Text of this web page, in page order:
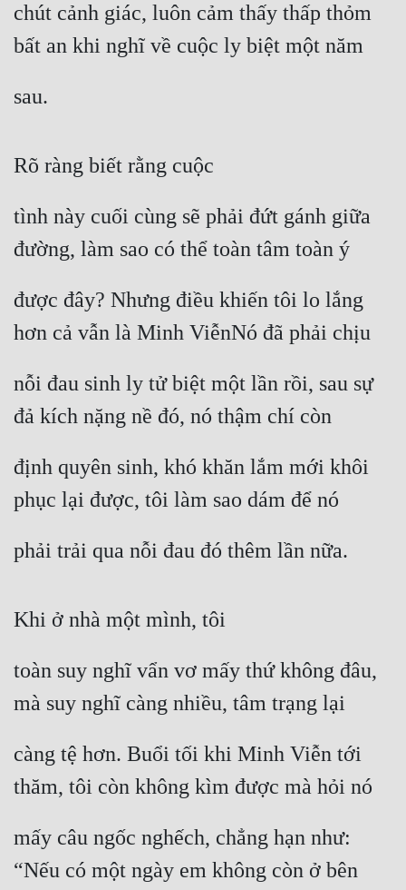
chút cảnh giác, luôn cảm thấy thấp thỏm
bất an khi nghĩ về cuộc ly biệt một năm
sau.
Rõ ràng biết rằng cuộc
tình này cuối cùng sẽ phải đứt gánh giữa
đường, làm sao có thể toàn tâm toàn ý
được đây? Nhưng điều khiến tôi lo lắng
hơn cả vẫn là Minh ViễnNó đã phải chịu
nỗi đau sinh ly tử biệt một lần rồi, sau sự
đả kích nặng nề đó, nó thậm chí còn
định quyên sinh, khó khăn lắm mới khôi
phục lại được, tôi làm sao dám để nó
phải trải qua nỗi đau đó thêm lần nữa.
Khi ở nhà một mình, tôi
toàn suy nghĩ vẩn vơ mấy thứ không đâu,
mà suy nghĩ càng nhiều, tâm trạng lại
càng tệ hơn. Buổi tối khi Minh Viễn tới
thăm, tôi còn không kìm được mà hỏi nó
mấy câu ngốc nghếch, chẳng hạn như:
“Nếu có một ngày em không còn ở bên